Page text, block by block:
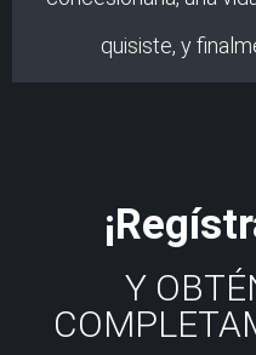
quisiste, y
Y